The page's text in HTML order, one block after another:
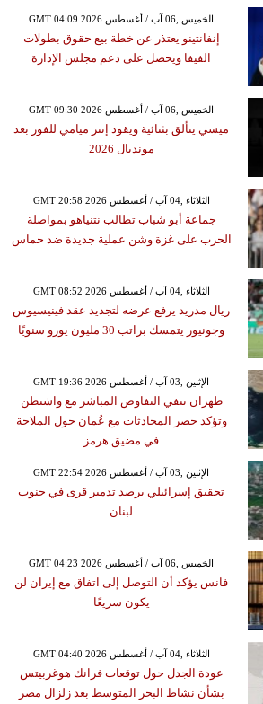
GMT 04:09 2026 الخميس ,06 آب / أغسطس
إنفانتينو يعتذر عن خطة بيع حقوق بطولات
الفيفا ويحصل على دعم مجلس الإدارة
GMT 09:30 2026 الخميس ,06 آب / أغسطس
ميسي يتألق بثنائية ويقود إنتر ميامي للفوز بعد
مونديال 2026
GMT 20:58 2026 الثلاثاء ,04 آب / أغسطس
جماعة أبو شباب تطالب نتنياهو بمواصلة
الحرب على غزة وشن عملية جديدة ضد حماس
GMT 08:52 2026 الثلاثاء ,04 آب / أغسطس
ريال مدريد يرفع عرضه لتجديد عقد فينيسيوس
وجونيور يتمسك براتب 30 مليون يورو سنويًا
GMT 19:36 2026 الإثنين ,03 آب / أغسطس
طهران تنفي التفاوض المباشر مع واشنطن
وتؤكد حصر المحادثات مع عُمان حول الملاحة
في مضيق هرمز
GMT 22:54 2026 الإثنين ,03 آب / أغسطس
تحقيق إسرائيلي يرصد تدمير قرى في جنوب
لبنان
GMT 04:23 2026 الخميس ,06 آب / أغسطس
فانس يؤكد أن التوصل إلى اتفاق مع إيران لن
يكون سريعًا
GMT 04:40 2026 الثلاثاء ,04 آب / أغسطس
عودة الجدل حول توقعات فرانك هوغربيتس
بشأن نشاط البحر المتوسط بعد زلزال مصر